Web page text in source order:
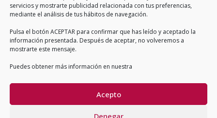
servicios y mostrarte publicidad relacionada con tus preferencias,
mediante el análisis de tus hábitos de navegación.
Pulsa el botón ACEPTAR para confirmar que has leído y aceptado la
información presentada. Después de aceptar, no volveremos a
mostrarte este mensaje.
Puedes obtener más información en nuestra
Acepto
Denegar
Apto. Correos, 67
info@qs-adhesivos.es
CONDICIONES GENERALES DE VENTA